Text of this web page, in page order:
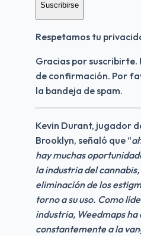
Suscribirse
Respetamos tu
Gracias por suscribirte.
de confirmación. Por
la bandeja de spam.
Kevin Durant, jugador
Brooklyn, señaló que “
hay muchas
la industria del
eliminación de los
torno a su uso. Como
industria, Weedmaps ha
constantemente a la